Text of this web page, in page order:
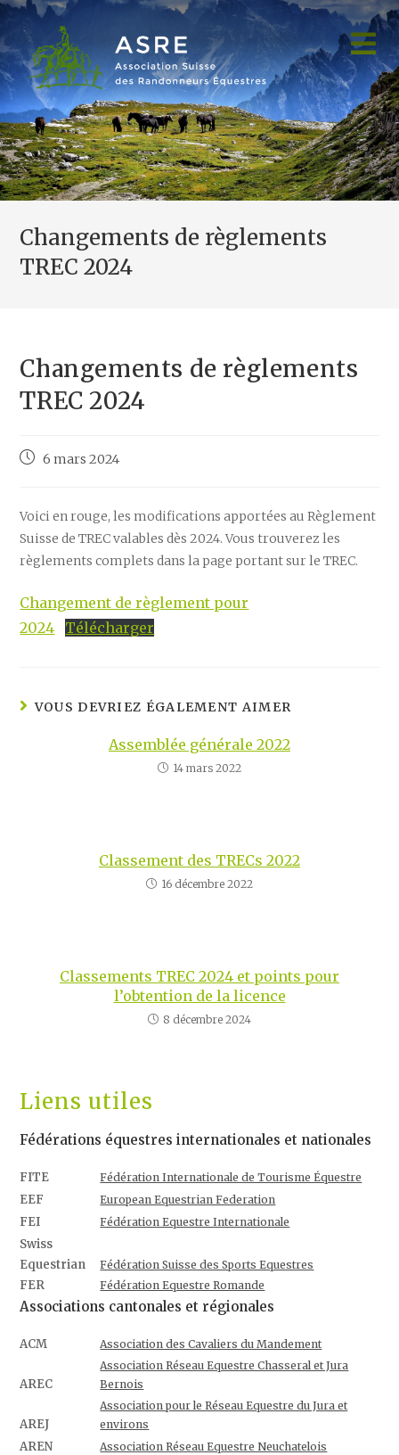
Skip
content
Changements de règlements
TREC 2024
Changements de règlements
TREC 2024
Post6 mars 2024
Voici en rouge, les modifications apportées au Règlement
Suisse de TREC valables dès 2024. Vous trouverez les
règlements complets dans la page portant sur le TREC.
Changement de règlement pour
2024
Télécharger
VOUS DEVRIEZ ÉGALEMENT AIMER
Assemblée générale 2022
14 mars 2022
Classement des TRECs 2022
16 décembre 2022
Classements TREC 2024 et points pour
l’obtention de la licence
8 décembre 2024
Liens utiles
Fédérations équestres internationales et nationales
FITE Fédération Internationale de Tourisme Équestre
EEF European Equestrian Federation
FEI Fédération Equestre Internationale
Swiss
Equestrian
Fédération Suisse des Sports Equestres
FER Fédération Equestre Romande
Associations cantonales et régionales
ACM Association des Cavaliers du Mandement
AREC
Association Réseau Equestre Chasseral et Jura
Bernois
AREJ
Association pour le Réseau Equestre du Jura et
environs
AREN Association Réseau Equestre Neuchatelois